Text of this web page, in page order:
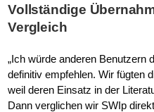
Vollständige
Vergleich
„Ich würde anderen Benutzern
definitiv empfehlen. Wir fügten
weil deren Einsatz in der
Dann verglichen wir SWIp